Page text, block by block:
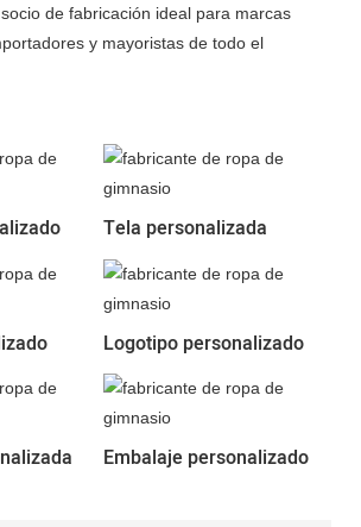
de fabricación ideal para marcas
y mayoristas de todo el
Tela personalizada
Logotipo personalizado
Embalaje personalizado